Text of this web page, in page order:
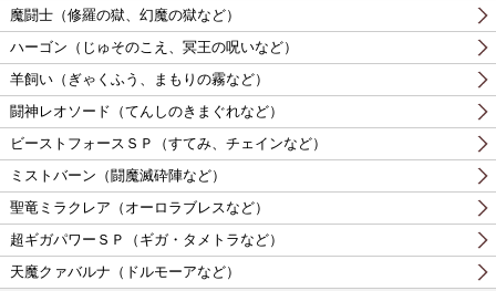
魔闘士（修羅の獄、幻魔の獄など）
ハーゴン（じゅそのこえ、冥王の呪いなど）
羊飼い（ぎゃくふう、まもりの霧など）
闘神レオソード（てんしのきまぐれなど）
ビーストフォースＳＰ（すてみ、チェインなど）
ミストバーン（闘魔滅砕陣など）
聖竜ミラクレア（オーロラブレスなど）
超ギガパワーＳＰ（ギガ・タメトラなど）
天魔クァバルナ（ドルモーアなど）